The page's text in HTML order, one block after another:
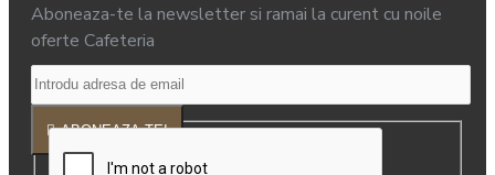
Aboneaza-te la newsletter si ramai la curent cu noile
oferte Cafeteria
ABONEAZA-TE!